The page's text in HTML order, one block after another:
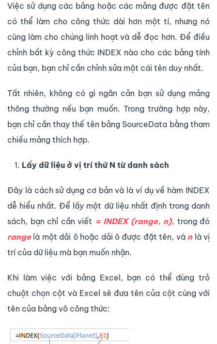
Việc sử dụng các bảng hoặc các mảng được đặt tên
có thể làm cho công thức dài hơn một tí, nhưng nó
cũng làm cho chúng linh hoạt và dễ đọc hơn. Để điều
chỉnh bất kỳ công thức INDEX nào cho các bảng tính
của bạn, bạn chỉ cần chỉnh sửa một cái tên duy nhất.
Tất nhiên, không có gì ngăn cản bạn sử dụng mảng
thông thường nếu bạn muốn. Trong trường hợp này,
bạn chỉ cần thay thế tên bảng SourceData bằng tham
chiếu mảng thích hợp.
Lấy dữ liệu ở vị trí thứ N từ danh sách
Đây là cách sử dụng cơ bản và là ví dụ về hàm INDEX
dễ hiểu nhất. Để lấy một dữ liệu nhất định trong danh
sách, bạn chỉ cần viết = INDEX (range, n), trong đó
rangelà một dải ô hoặc dải ô được đặt tên, và n là vị
trí của dữ liệu mà bạn muốn nhận.
Khi làm việc với bảng Excel, bạn có thể dùng trỏ
chuột chọn cột và Excel sẽ đưa tên của cột cùng với
tên của bảng vô công thức: